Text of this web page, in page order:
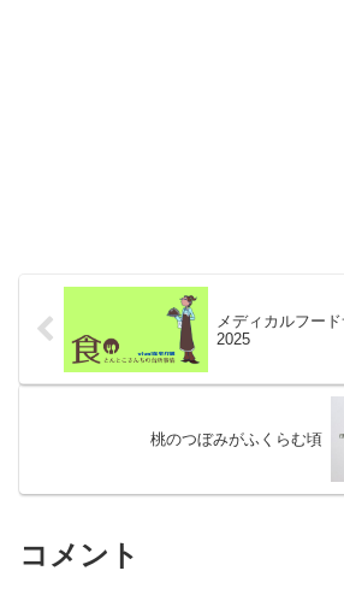
メディカルフー
2025
桃のつぼみがふくらむ頃
コメント